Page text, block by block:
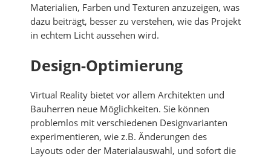
Materialien, Farben und Texturen anzuzeigen, was
dazu beiträgt, besser zu verstehen, wie das Projekt
in echtem Licht aussehen wird.
Design-Optimierung
Virtual Reality bietet vor allem Architekten und
Bauherren neue Möglichkeiten. Sie können
problemlos mit verschiedenen Designvarianten
experimentieren, wie z.B. Änderungen des
Layouts oder der Materialauswahl, und sofort die